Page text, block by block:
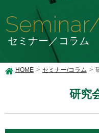
セミナー／コラム
HOME セミナー/コラム
研究